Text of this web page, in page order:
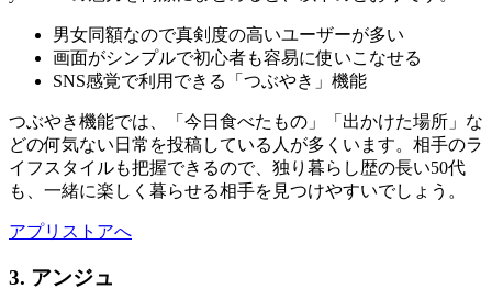
男女同額なので真剣度の高いユーザーが多い
画面がシンプルで初心者も容易に使いこなせる
SNS感覚で利用できる「つぶやき」機能
つぶやき機能では、「今日食べたもの」「出かけた場所」な
どの何気ない日常を投稿している人が多くいます。相手のラ
イフスタイルも把握できるので、独り暮らし歴の長い50代
も、一緒に楽しく暮らせる相手を見つけやすいでしょう。
アプリストアへ
3. アンジュ